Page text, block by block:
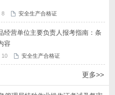
8 安全生产合格证
经营单位主要负责人报考指南：条
容
10 安全生产合格证
更多>>